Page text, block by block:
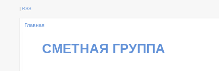
RSS
Главная
СМЕТНАЯ ГРУППА